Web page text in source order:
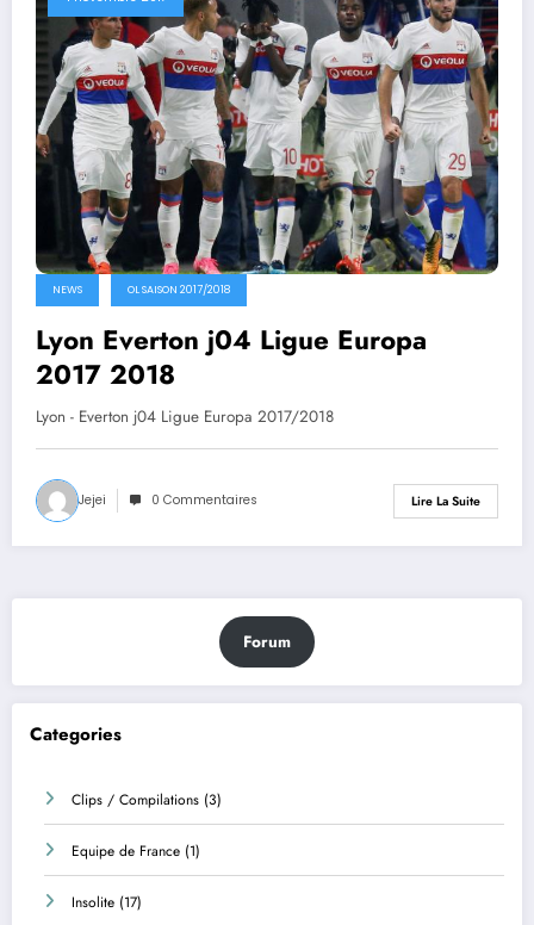
NEWS OL SAISON 2017/2018
Lyon Everton j04 Ligue Europa
2017 2018
Lyon - Everton j04 Ligue Europa 2017/2018
Jejei 0 Commentaires Lire La Suite
Forum
Categories
Clips / Compilations (3)
Equipe de France (1)
Insolite (17)